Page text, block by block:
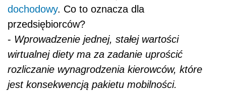
dochodowy. Co to oznacza dla
przedsiębiorców?
- Wprowadzenie jednej, stałej wartości
wirtualnej diety ma za zadanie uprościć
rozliczanie wynagrodzenia kierowców, które
jest konsekwencją pakietu mobilności.